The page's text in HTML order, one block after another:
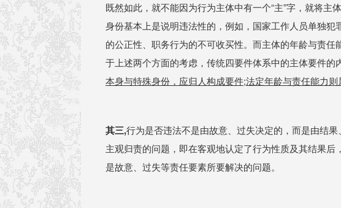
既然如此，就不能因为行为主体中有一个“主”字，就将主
身份基本上是说明违法性的，例如，国家工作人员单独
的公正性、职务行为的不可收买性。而主体的年龄与责
于上述两个方面的考虑，传统四要件体系中的主体要件
本身与特殊身份，应归人构成要件;法定年龄与责任能力则
其三,行为是否违法不是由故意、过失决定的，而是由结
主观归责的问题，即在客观地认定了行为性质及其结果
是故意、过失等责任要素所要解决的问题。